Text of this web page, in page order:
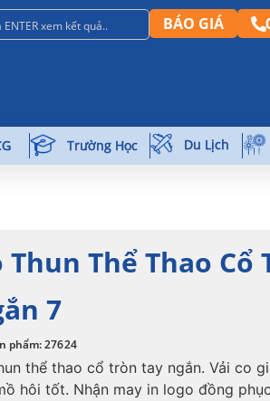
BÁO GIÁ
Trường Học Du Lịch
Thun Thể Thao Cổ
7
phẩm: 27624
thể thao cổ tròn tay ngắn. Vải co
hôi tốt. Nhận may in logo đồng